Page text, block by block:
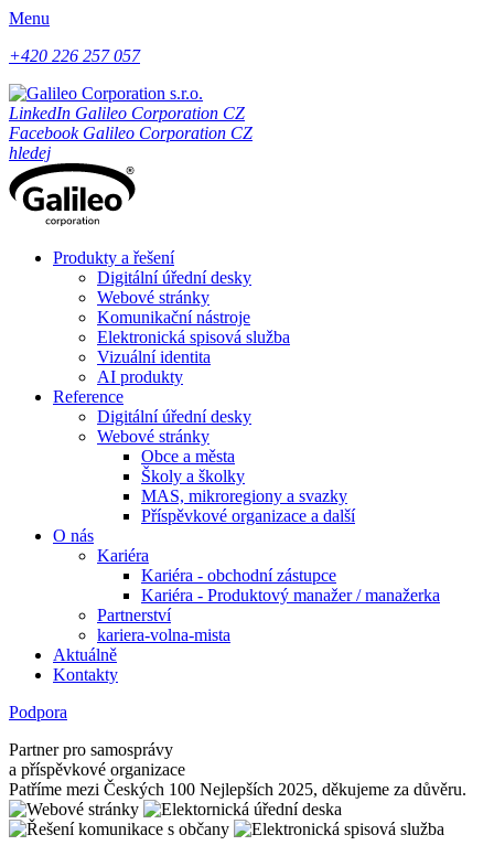
Menu
+420 226 257 057
LinkedIn Galileo Corporation CZ
Facebook Galileo Corporation CZ
hledej
Produkty a řešení
Digitální úřední desky
Webové stránky
Komunikační nástroje
Elektronická spisová služba
Vizuální identita
AI produkty
Reference
Digitální úřední desky
Webové stránky
Obce a města
Školy a školky
MAS, mikroregiony a svazky
Příspěvkové organizace a další
O nás
Kariéra
Kariéra - obchodní zástupce
Kariéra - Produktový manažer / manažerka
Partnerství
kariera-volna-mista
Aktuálně
Kontakty
Podpora
Partner pro samosprávy
a příspěvkové organizace
Patříme mezi Českých 100 Nejlepších 2025, děkujeme za důvěru.